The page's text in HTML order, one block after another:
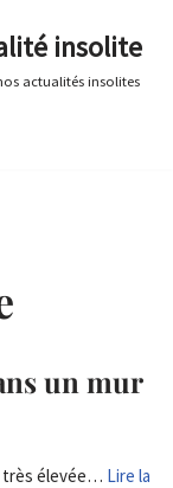
insolite
actualités insolites
un mur
très élevée… Lire la